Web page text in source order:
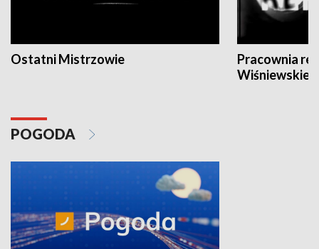
Ostatni Mistrzowie
Pracownia
POGODA